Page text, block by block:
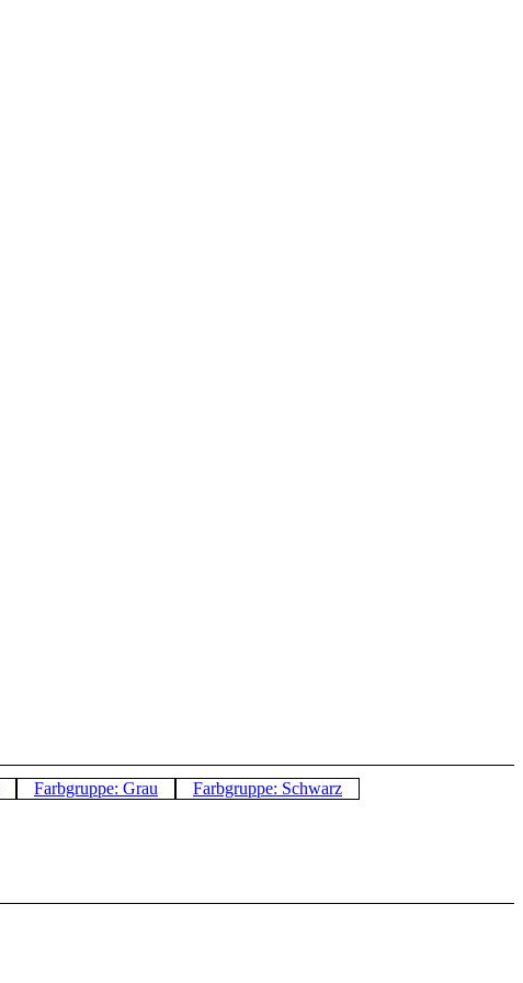
Farbgruppe: Grau Farbgruppe: Schwarz